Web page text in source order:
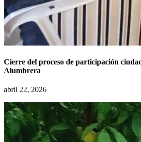
Cierre del proceso de participación
Alumbrera
abril 22, 2026